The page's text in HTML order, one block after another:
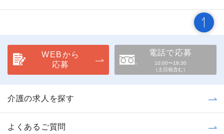
WEBから
応募
電話で応募
10:00〜18:30
（土日祝含む）
介護の求人を探す
よくあるご質問